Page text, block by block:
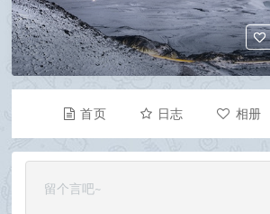
首页 日志 相册
资料